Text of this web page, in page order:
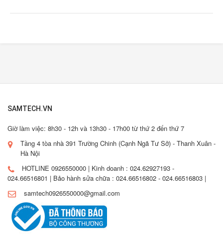
SAMTECH.VN
Giờ làm việc: 8h30 - 12h và 13h30 - 17h00 từ thứ 2 đến thứ 7
Tầng 4 tòa nhà 391 Trường Chinh (Cạnh Ngã Tư Sở) - Thanh Xuân -
Hà Nội
HOTLINE 0926550000 | Kinh doanh : 024.62927193 -
024.66516801 | Bảo hành sửa chữa : 024.66516802 - 024.66516803 |
samtech0926550000@gmail.com